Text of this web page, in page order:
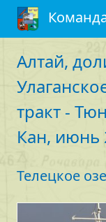
Алтай,
тракт -
Кан, июнь
Телецкое